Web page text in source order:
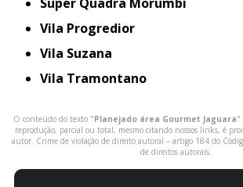
Vila Progredior
Vila Suzana
Vila Tramontano
O conteúdo do texto "Planejado área Gourmet Jaguara"
reprodução, parcial ou total, mesmo citando nossos links, é
autor. Crime de violação de direito autoral – artigo 184 do
de direitos autorais.